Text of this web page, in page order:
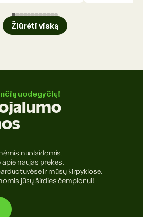
Žiūrėti viską
uodegyčių!
nuolaidomis.
naujas prekes.
ir mūsų kirpyklose.
jūsų širdies čempionui!